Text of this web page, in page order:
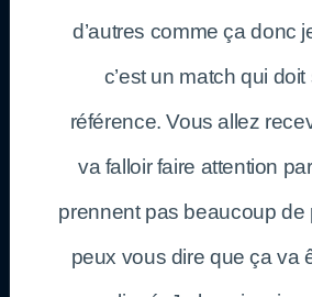
d’autres comme ça donc
c’est un match qui
référence. Vous allez
va falloir faire attention
prennent pas beaucoup de
peux vous dire que ça va